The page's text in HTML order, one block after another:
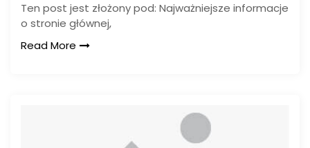
Ten post jest złożony pod: Najważniejsze informacje
o stronie głównej,
Read More